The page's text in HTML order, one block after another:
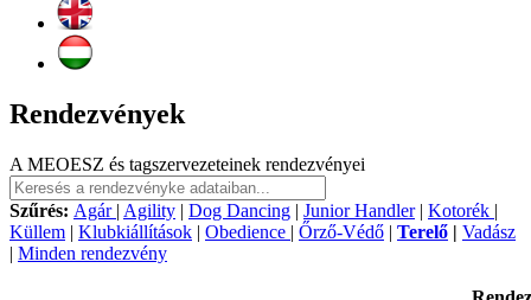
Rendezvények
A MEOESZ és tagszervezeteinek rendezvényei
Szűrés: Agár | Agility | Dog Dancing | Junior Handler| Kotorék |
Küllem | Klubkiállítások | Obedience | Őrző-Védő | Terelő | Vadász
| Minden rendezvény